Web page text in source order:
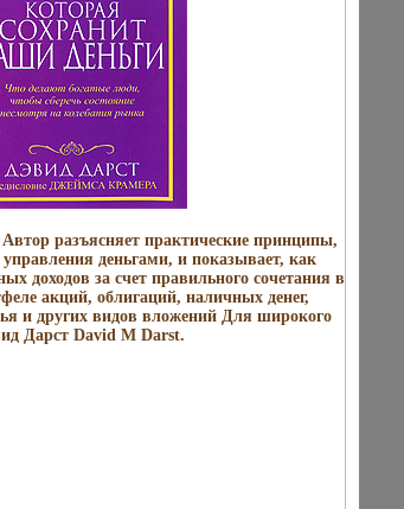
разъясняет практические принципы,
деньгами, и показывает, как
доходов за счет правильного сочетания в
акций, облигаций, наличных денег,
и других видов вложений Для широкого
Дарст David M Darst.